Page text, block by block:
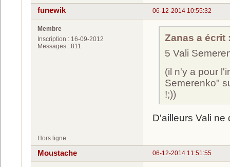
06-12-2014 10:55:32
funewik
Membre
Inscription : 16-09-2012
Messages : 811
Zanas a écrit
5 Vali
(il n'y a pour
Semerenko"
!;))
D'ailleurs Vali
Hors ligne
06-12-2014 11:51:55
Moustache